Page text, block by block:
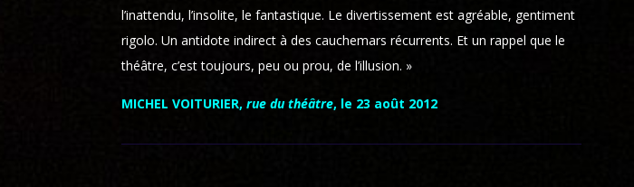
l’inattendu, l’insolite, le fantastique. Le divertissement est agréable, gentiment
rigolo. Un antidote indirect à des cauchemars récurrents. Et un rappel que le
théâtre, c’est toujours, peu ou prou, de l’illusion. »
MICHEL VOITURIER,rue du théâtre, le 23 août 2012